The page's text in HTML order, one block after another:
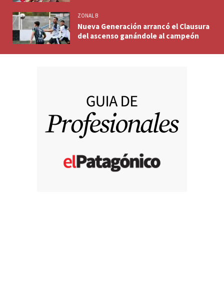
ZONAL B
Nueva Generación arrancó el Clausura
del ascenso ganándole al campeón